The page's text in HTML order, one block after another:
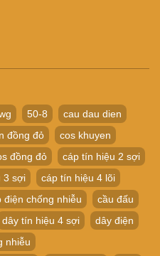
50-8
cau dau dien
đồng đỏ
cos khuyen
đồng đỏ
cáp tín hiệu 2 sợi
3 sợi
cáp tín hiệu 4 lõi
điện chống nhiễu
cầu đấu
dây tín hiệu 4 sợi
dây điện
nhiễu